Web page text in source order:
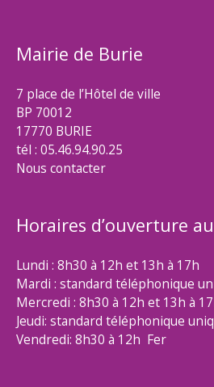
Mairie de Burie
7 place de l’Hôtel de ville
BP 70012
17770 BURIE
tél : 05.46.94.90.25
Nous contacter
Horaires d’ouverture
Lundi : 8h30 à 12h et 13h à 17h
Mardi : standard téléphonique
Mercredi : 8h30 à 12h et 13h à
Jeudi: standard téléphonique
Vendredi: 8h30 à 12h Fer